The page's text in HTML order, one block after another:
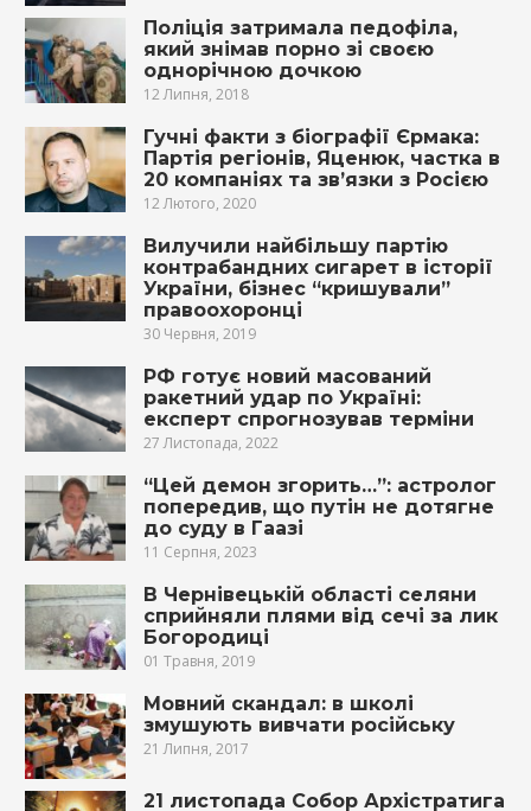
Поліція затримала педофіла,
який знімав порно зі своєю
однорічною дочкою
12 Липня, 2018
Гучні факти з біографії Єрмака:
Партія регіонів, Яценюк, частка в
20 компаніях та зв’язки з Росією
12 Лютого, 2020
Вилучили найбільшу партію
контрабандних сигарет в історії
України, бізнес “кришували”
правоохоронці
30 Червня, 2019
РФ готує новий масований
ракетний удар по Україні:
експерт спрогнозував терміни
27 Листопада, 2022
“Цей демон згорить…”: астролог
попередив, що путін не дотягне
до суду в Гаазі
11 Серпня, 2023
В Чернівецькій області селяни
сприйняли плями від сечі за лик
Богородиці
01 Травня, 2019
Мовний скандал: в школі
змушують вивчати російську
21 Липня, 2017
21 листопада Собор Архістратига